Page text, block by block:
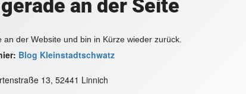
an der Seite
der Website und bin in Kürze wieder zurück.
Blog Kleinstadtschwatz
13, 52441 Linnich